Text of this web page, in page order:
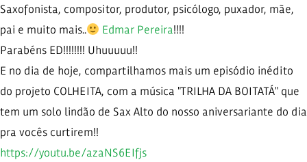
Saxofonista, compositor, produtor, psicólogo, puxador, mãe,
pai e muito mais..
Edmar Pereira!!!!
Parabéns ED!!!!!!!! Uhuuuuu!!
E no dia de hoje, compartilhamos mais um episódio inédito
do projeto COLHEITA, com a música "TRILHA DA BOITATÁ" que
tem um solo lindão de Sax Alto do nosso aniversariante do dia
pra vocês curtirem!!
https://youtu.be/azaNS6EIfjs